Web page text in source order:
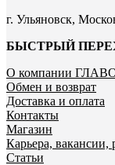
г. Ульяновск,
БЫСТРЫЙ
О компании
Обмен и возврат
Доставка и оплата
Контакты
Магазин
Карьера, вакансии,
Статьи